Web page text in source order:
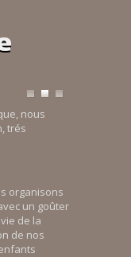
nous
trés
organisons
un goûter
de la
de nos